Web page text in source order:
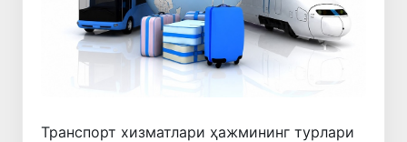
Транспорт хизматлари ҳажмининг турлари